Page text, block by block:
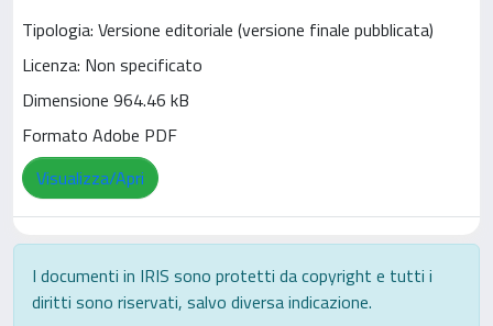
Tipologia: Versione editoriale (versione finale pubblicata)
Licenza: Non specificato
Dimensione 964.46 kB
Formato Adobe PDF
Visualizza/Apri
I documenti in IRIS sono protetti da copyright e tutti i
diritti sono riservati, salvo diversa indicazione.